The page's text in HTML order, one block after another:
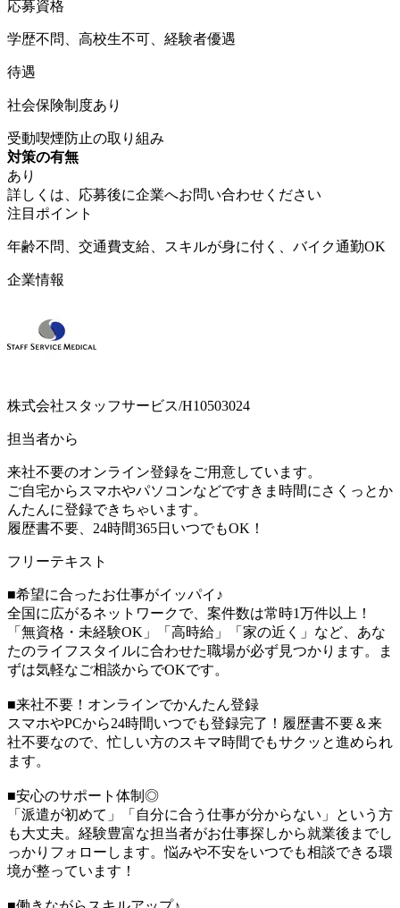
応募資格
学歴不問、高校生不可、経験者優遇
待遇
社会保険制度あり
受動喫煙防止の取り組み
対策の有無
あり
詳しくは、応募後に企業へお問い合わせください
注目ポイント
年齢不問、交通費支給、スキルが身に付く、バイク通勤OK
企業情報
株式会社スタッフサービス/H10503024
担当者から
来社不要のオンライン登録をご用意しています。
ご自宅からスマホやパソコンなどですきま時間にさくっとか
んたんに登録できちゃいます。
履歴書不要、24時間365日いつでもOK！
フリーテキスト
■希望に合ったお仕事がイッパイ♪
全国に広がるネットワークで、案件数は常時1万件以上！
「無資格・未経験OK」「高時給」「家の近く」など、あな
たのライフスタイルに合わせた職場が必ず見つかります。ま
ずは気軽なご相談からでOKです。
■来社不要！オンラインでかんたん登録
スマホやPCから24時間いつでも登録完了！履歴書不要＆来
社不要なので、忙しい方のスキマ時間でもサクッと進められ
ます。
■安心のサポート体制◎
「派遣が初めて」「自分に合う仕事が分からない」という方
も大丈夫。経験豊富な担当者がお仕事探しから就業後までし
っかりフォローします。悩みや不安をいつでも相談できる環
境が整っています！